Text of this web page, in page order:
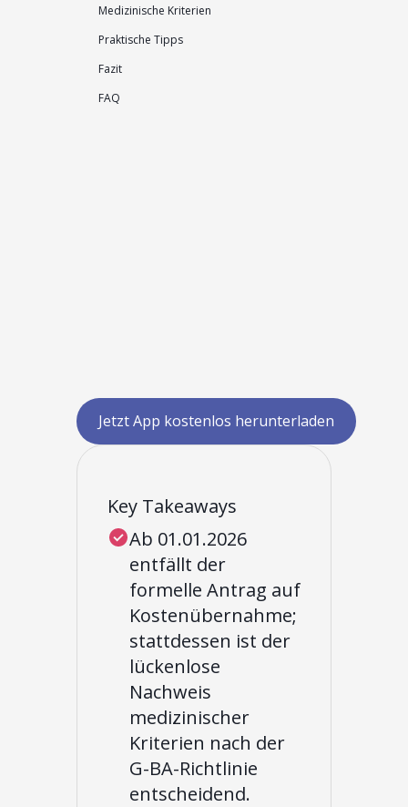
Medizinische Kriterien
Praktische Tipps
Fazit
FAQ
Jetzt App kostenlos herunterladen
Key Takeaways
Ab 01.01.2026
entfällt der
formelle Antrag auf
Kostenübernahme;
stattdessen ist der
lückenlose
Nachweis
medizinischer
Kriterien nach der
G-BA-Richtlinie
entscheidend.